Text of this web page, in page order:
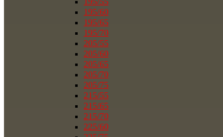
195/60
195/65
195/70
205/55
205/60
205/65
205/70
205/75
215/55
215/65
215/70
225/60